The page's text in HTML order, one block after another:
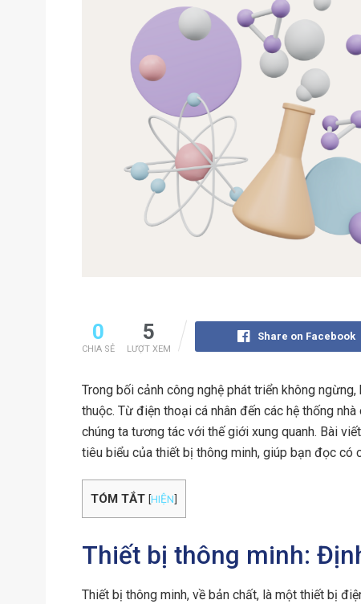
0
CHIA SẺ
5
LƯỢT XEM
Share on Facebook
Trong bối cảnh công nghệ phát triển không
thuộc. Từ điện thoại cá nhân đến các hệ thống
chúng ta tương tác với thế giới xung quanh. Bài
tiêu biểu của thiết bị thông minh, giúp bạn đọc có
TÓM TẮT [HIỆN]
Thiết bị thông minh:
Thiết bị thông minh, về bản chất, là một thiết bị